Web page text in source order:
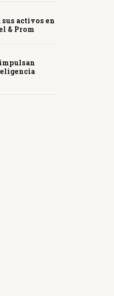
activos en
& Prom